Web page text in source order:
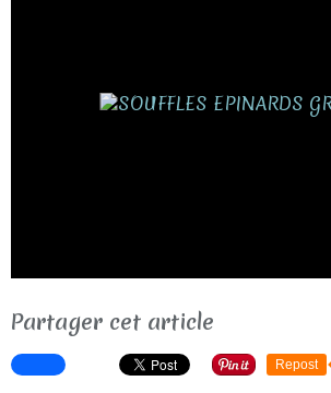
Partager cet article
Repost